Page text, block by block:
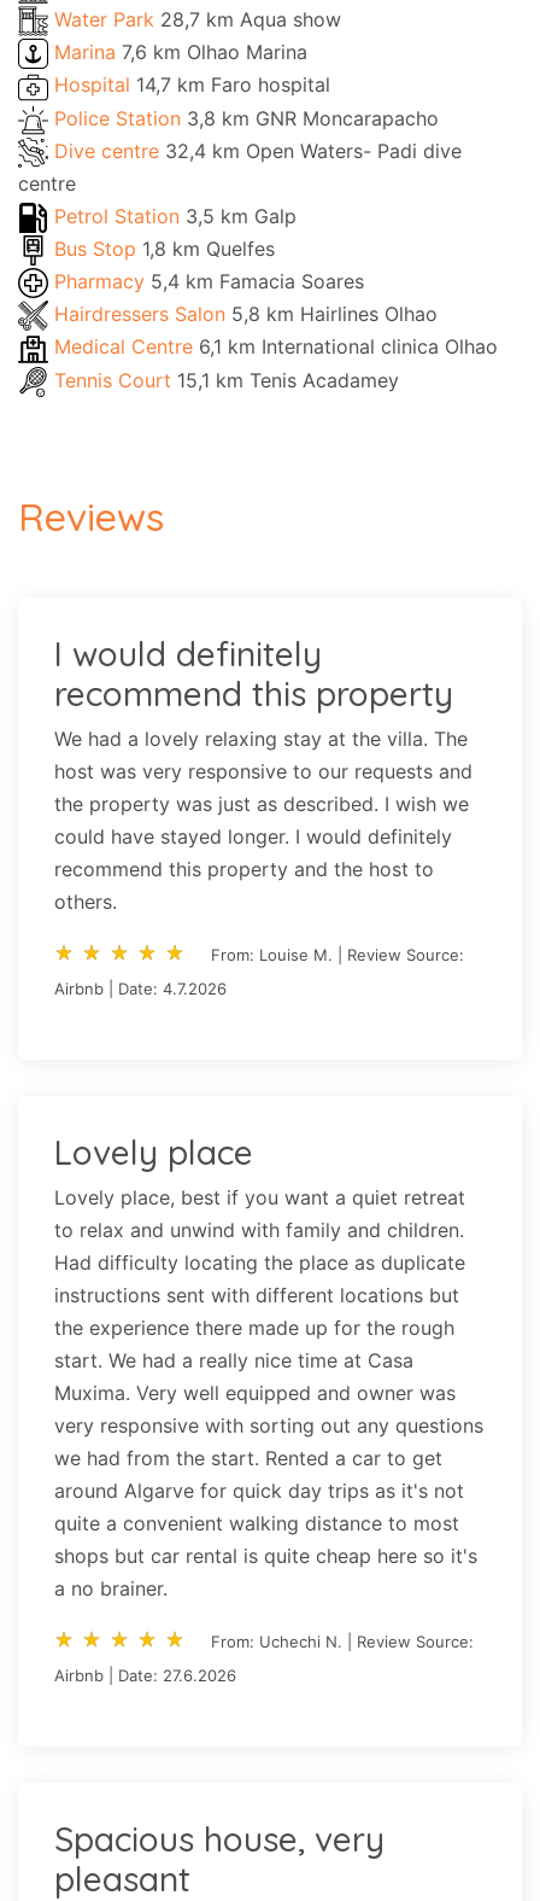
Water Park 28,7 km Aqua show
Marina 7,6 km Olhao Marina
Hospital 14,7 km Faro hospital
Police Station 3,8 km GNR Moncarapacho
Dive centre 32,4 km Open Waters- Padi dive
centre
Petrol Station 3,5 km Galp
Bus Stop 1,8 km Quelfes
Pharmacy 5,4 km Famacia Soares
Hairdressers Salon 5,8 km Hairlines Olhao
Medical Centre 6,1 km International clinica Olhao
Tennis Court 15,1 km Tenis Acadamey
Reviews
I would definitely
recommend this property
We had a lovely relaxing stay at the villa. The
host was very responsive to our requests and
the property was just as described. I wish we
could have stayed longer. I would definitely
recommend this property and the host to
others.
star_rate star_rate star_rate star_rate star_rate
star_rate star_rate star_rate star_rate star_rate
From: Louise M. | Review Source:
Airbnb | Date: 4.7.2026
Lovely place
Lovely place, best if you want a quiet retreat
to relax and unwind with family and children.
Had difficulty locating the place as duplicate
instructions sent with different locations but
the experience there made up for the rough
start. We had a really nice time at Casa
Muxima. Very well equipped and owner was
very responsive with sorting out any questions
we had from the start. Rented a car to get
around Algarve for quick day trips as it's not
quite a convenient walking distance to most
shops but car rental is quite cheap here so it's
a no brainer.
star_rate star_rate star_rate star_rate star_rate
star_rate star_rate star_rate star_rate star_rate
From: Uchechi N. | Review Source:
Airbnb | Date: 27.6.2026
Spacious house, very
pleasant